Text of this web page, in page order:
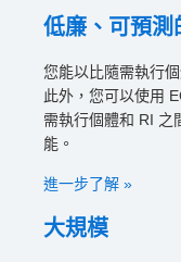
低廉、可預測
您能以比隨需執行
此外，您可以使用
需執行個體和 RI 之
能。
進一步了解 »
大規模